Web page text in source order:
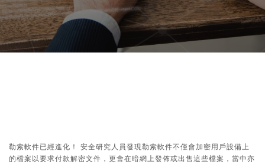
勒索軟件已經進化 ！ 安全研究人員發現勒索軟件不僅會加密用戶設備上
的檔案以要求付款解密文件， 更會在暗網上發佈或出售這些檔案 ，當中亦